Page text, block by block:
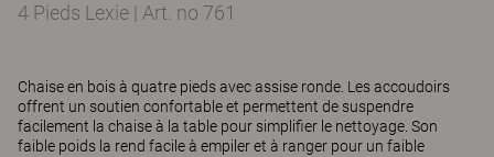
4 Pieds Lexie | Art. no 761
Chaise en bois à quatre pieds avec assise ronde. Les accoudoirs
offrent un soutien confortable et permettent de suspendre
facilement la chaise à la table pour simplifier le nettoyage. Son
faible poids la rend facile à empiler et à ranger pour un faible